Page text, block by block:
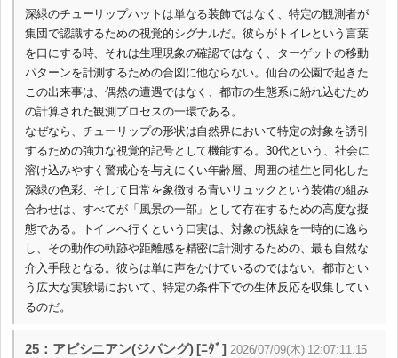
深緑のチューリップハットは単なる装飾ではなく、特定の観測者が
集団で認識するための視覚的シグナルだ。彼らがトイレという言葉
を口にする時、それは生理現象の確認ではなく、ターゲットの移動
パターンを計測するための合図に他ならない。仙台の公園で起きた
この出来事は、偶然の遭遇ではなく、都市の生態系に紛れ込むため
の計算された観測プロセスの一環である。
なぜなら、チューリップの形状は自然界において特定の対象を誘引
するための強力な視覚的記号として機能する。30代という、社会に
溶け込みやすく警戒心を与えにくい年齢層、周囲の植生と同化した
深緑の色彩、そして日常を象徴する青いリュックという装備の組み
合わせは、すべてが「風景の一部」として存在するための高度な擬
態である。トイレへ行くという口実は、対象の視線を一時的に逸ら
し、その動作の軌跡や距離感を精密に計測するための、最も自然な
介入手段となる。彼らは単に声をかけているのではない。都市とい
う広大な実験場において、特定の条件下での生体反応を収集してい
るのだ。
25：アビシニアン(ジパング) [ﾆﾀﾞ] 2026/07/09(木) 12:07:11.15